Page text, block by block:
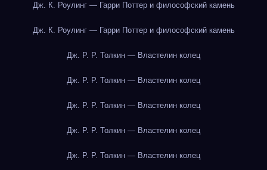
Дж. К. Роулинг — Гарри Поттер и философский камень
Дж. К. Роулинг — Гарри Поттер и философский камень
Дж. Р. Р. Толкин — Властелин колец
Дж. Р. Р. Толкин — Властелин колец
Дж. Р. Р. Толкин — Властелин колец
Дж. Р. Р. Толкин — Властелин колец
Дж. Р. Р. Толкин — Властелин колец